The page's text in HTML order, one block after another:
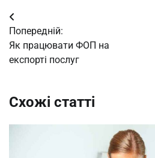
Навігація
записів
Попередній:
Як працювати ФОП на
експорті послуг
Схожі статті